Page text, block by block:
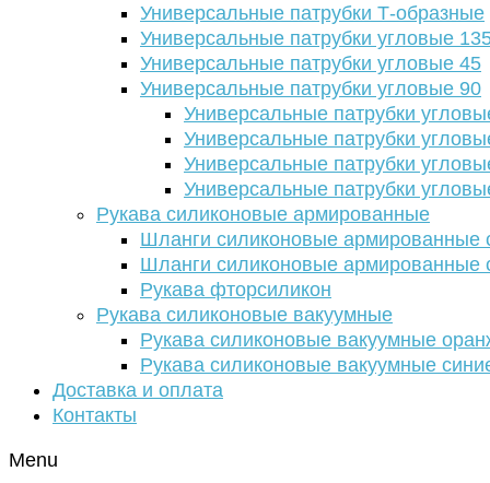
Универсальные патрубки Т-образные
Универсальные патрубки угловые
Универсальные патрубки угловые 45
Универсальные патрубки угловые 90
Универсальные патрубки
Универсальные патрубки
Универсальные патрубки
Универсальные патрубки
Рукава силиконовые армированные
Шланги силиконовые армированные
Шланги силиконовые армированные
Рукава фторсиликон
Рукава силиконовые вакуумные
Рукава силиконовые вакуумные
Рукава силиконовые вакуумные
Доставка и оплата
Контакты
Menu